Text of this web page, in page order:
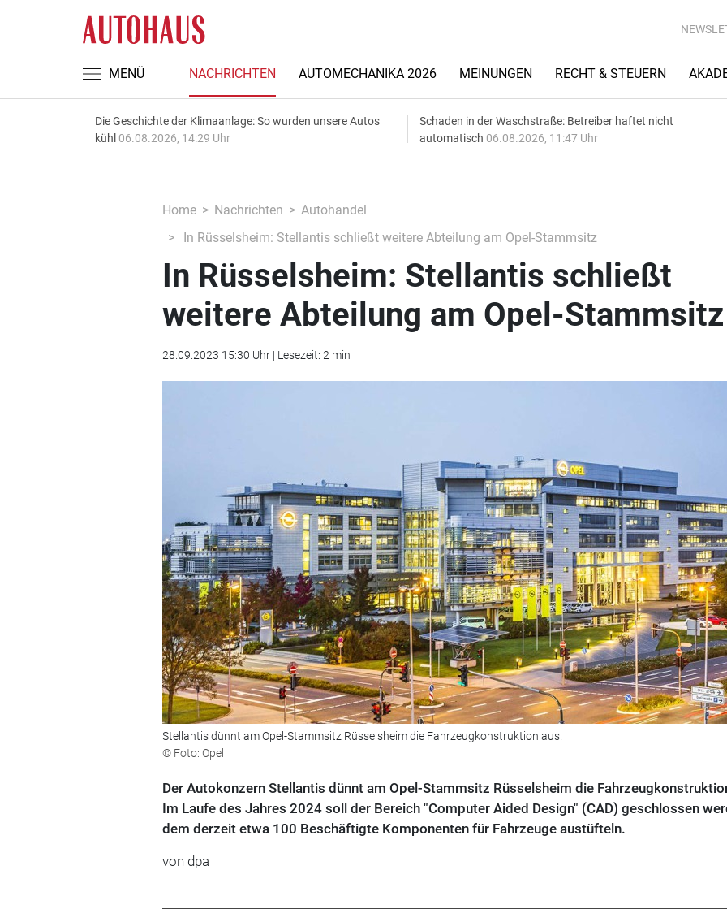
MENÜ NACHRICHTEN AUTOMECHANIKA 2026 MEINUNGEN RECHT & STEUERN
Die Geschichte der Klimaanlage: So wurden unsere Autos
kühl 06.08.2026, 14:29 Uhr
Schaden in der Waschstraße: Betreiber haftet nicht
automatisch 06.08.2026, 11:47 Uhr
Home Nachrichten
Autohandel
In Rüsselsheim: Stellantis schließt weitere Abteilung am Opel-Stammsitz
In Rüsselsheim: Stellantis schließt
weitere Abteilung am Opel-Stammsitz
28.09.2023 15:30 Uhr | Lesezeit: 2 min
Stellantis dünnt am Opel-Stammsitz Rüsselsheim die Fahrzeugkonstruktion aus.
© Foto: Opel
Der Autokonzern Stellantis dünnt am Opel-Stammsitz Rüsselsheim die
Im Laufe des Jahres 2024 soll der Bereich "Computer Aided Design" (CAD) geschlossen
dem derzeit etwa 100 Beschäftigte Komponenten für Fahrzeuge austüfteln.
von dpa